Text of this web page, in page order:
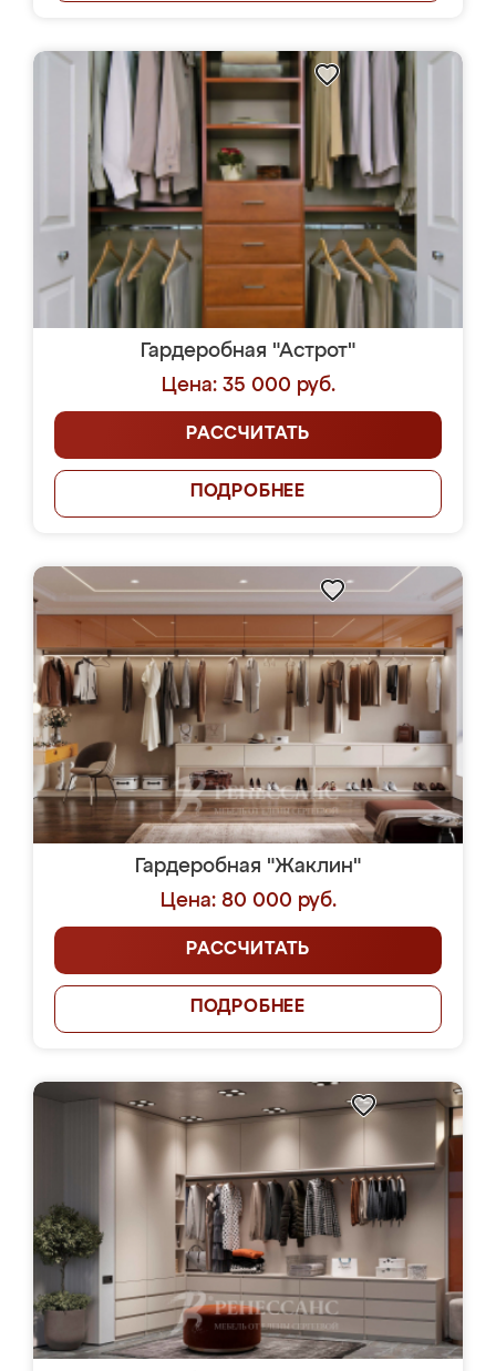
Гардеробная "Астрот"
Цена: 35 000 руб.
РАССЧИТАТЬ
ПОДРОБНЕЕ
Гардеробная "Жаклин"
Цена: 80 000 руб.
РАССЧИТАТЬ
ПОДРОБНЕЕ